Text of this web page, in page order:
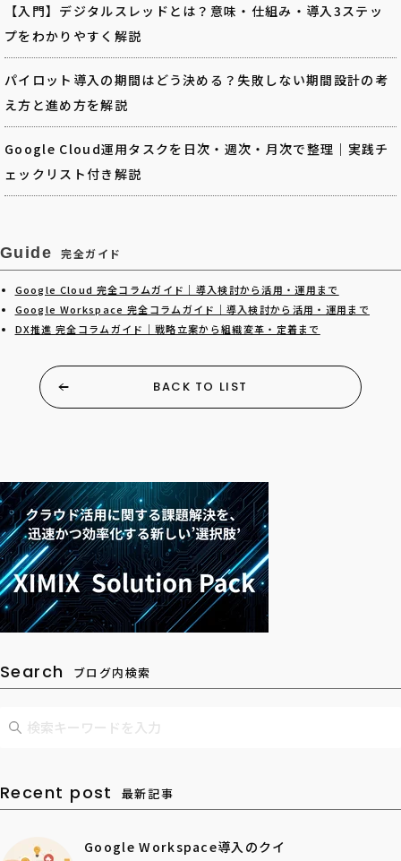
【入門】デジタルスレッドとは？意味・仕組み・導入3ステッ
プをわかりやすく解説
パイロット導入の期間はどう決める？失敗しない期間設計の考
え方と進め方を解説
Google Cloud運用タスクを日次・週次・月次で整理｜実践チ
ェックリスト付き解説
Guide 完全ガイド
Google Cloud 完全コラムガイド｜導入検討から活用・運用まで
Google Workspace 完全コラムガイド｜導入検討から活用・運用まで
DX推進 完全コラムガイド｜戦略立案から組織変革・定着まで
BACK TO LIST
Search ブログ内検索
Recent post 最新記事
Google Workspace導入のクイ